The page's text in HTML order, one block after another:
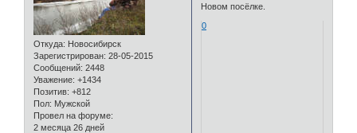
Откуда: Новосибирск
Зарегистрирован: 28-05-2015
Сообщений: 2448
Уважение: +1434
Позитив: +812
Пол: Мужской
Провел на форуме:
2 месяца 26 дней
Новом посёлке.
0